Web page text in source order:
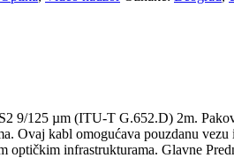
9/125 µm (ITU-T G.652.D) 2m.
Ovaj kabl omogućava pouzdanu
optičkim infrastrukturama. Glavne